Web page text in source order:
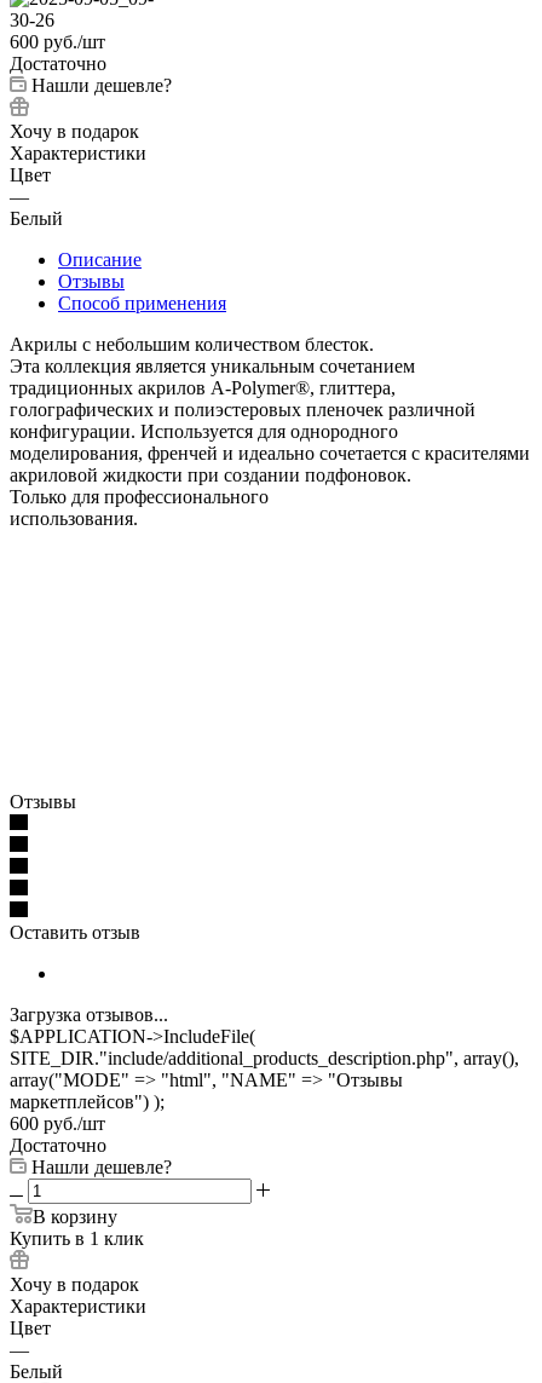
600 руб./шт
Достаточно
Нашли дешевле?
Хочу в подарок
Характеристики
Цвет
—
Белый
Описание
Отзывы
Способ применения
Акрилы с небольшим количеством блесток.
Эта коллекция является уникальным сочетанием
традиционных акрилов A-Polymer®, глиттера,
голографических и полиэстеровых пленочек различной
конфигурации. Используется для однородного
моделирования, френчей и идеально сочетается с красителями
акриловой жидкости при создании подфоновок.
Только для профессионального
использования.
Отзывы
Оставить отзыв
Загрузка отзывов...
$APPLICATION->IncludeFile(
SITE_DIR."include/additional_products_description.php", array(),
array("MODE" => "html", "NAME" => "Отзывы
маркетплейсов") );
600 руб./шт
Достаточно
Нашли дешевле?
В корзину
Купить в 1 клик
Хочу в подарок
Характеристики
Цвет
—
Белый